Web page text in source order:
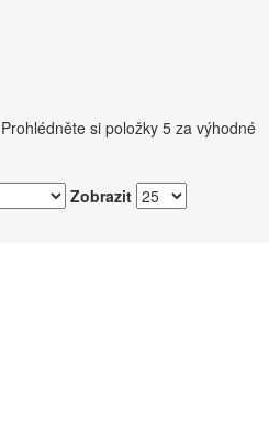
si položky 5 za výhodné
Zobrazit